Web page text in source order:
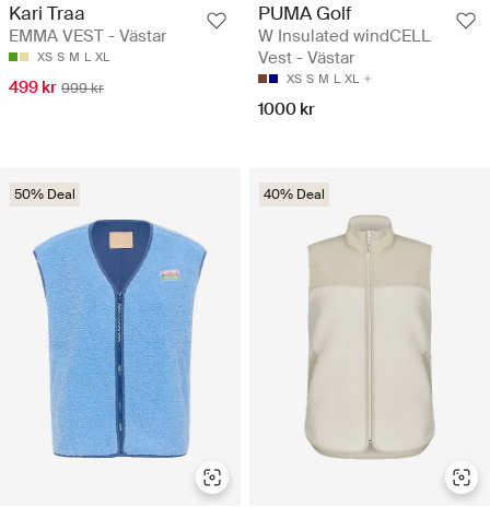
Kari Traa
EMMA VEST - Västar
XS S M L XL
499 kr 999 kr
PUMA Golf
W Insulated windCELL
Vest - Västar
XS S M L XL
1000 kr
50% Deal 40% Deal